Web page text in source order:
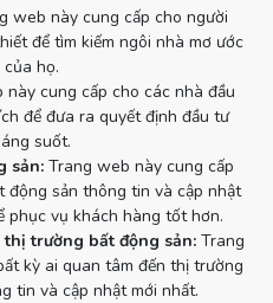
web này cung cấp cho người
để tìm kiếm ngôi nhà mơ ước
của họ.
này cung cấp cho các nhà đầu
để đưa ra quyết định đầu tư
suốt.
sản:Trang web này cung cấp
động sản thông tin và cập nhật
phục vụ khách hàng tốt hơn.
trường bất động sản: Trang
kỳ ai quan tâm đến thị trường
tin và cập nhật mới nhất.